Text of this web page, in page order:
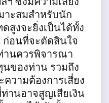
าะสมสำหรับนัก
สูงจะยิ่งเป็นได้ทั้ง
อนที่จะตัดสินใจ
านควรพิจารณา
นของท่าน รวมถึง
วามต้องการเสี่ยง
านอาจสูญเสียเงิน